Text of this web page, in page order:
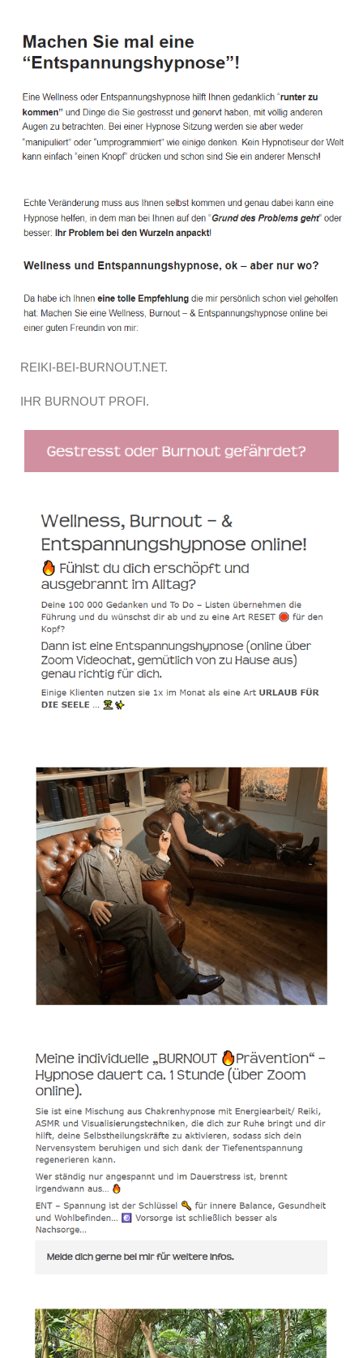
REIKI-BEI-BURNOUT.NET.
IHR BURNOUT PROFI.